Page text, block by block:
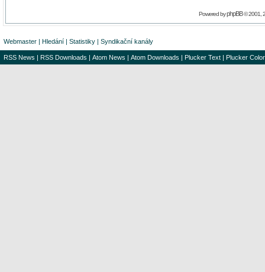
Powered byphpBB© 2001,
Webmaster | Hledání | Statistiky | Syndikační kanály
RSS News | RSS Downloads | Atom News | Atom Downloads | Plucker Text | Plucker Color